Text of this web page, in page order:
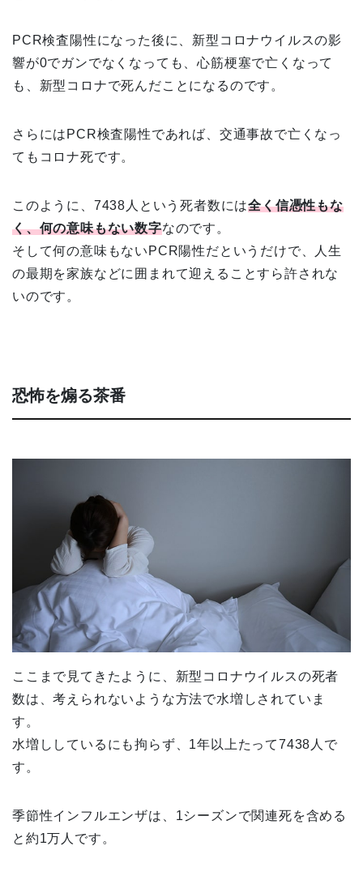
PCR検査陽性になった後に、新型コロナウイルスの影
響が0でガンでなくなっても、心筋梗塞で亡くなって
も、新型コロナで死んだことになるのです。
さらにはPCR検査陽性であれば、交通事故で亡くなっ
てもコロナ死です。
このように、7438人という死者数には全く信憑性もな
く、何の意味もない数字なのです。
そして何の意味もないPCR陽性だというだけで、人生
の最期を家族などに囲まれて迎えることすら許されな
いのです。
恐怖を煽る茶番
ここまで見てきたように、新型コロナウイルスの死者
数は、考えられないような方法で水増しされていま
す。
水増ししているにも拘らず、1年以上たって7438人で
す。
季節性インフルエンザは、1シーズンで関連死を含める
と約1万人です。